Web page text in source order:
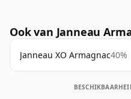
Ook van Janneau
Janneau XO Armagnac40%